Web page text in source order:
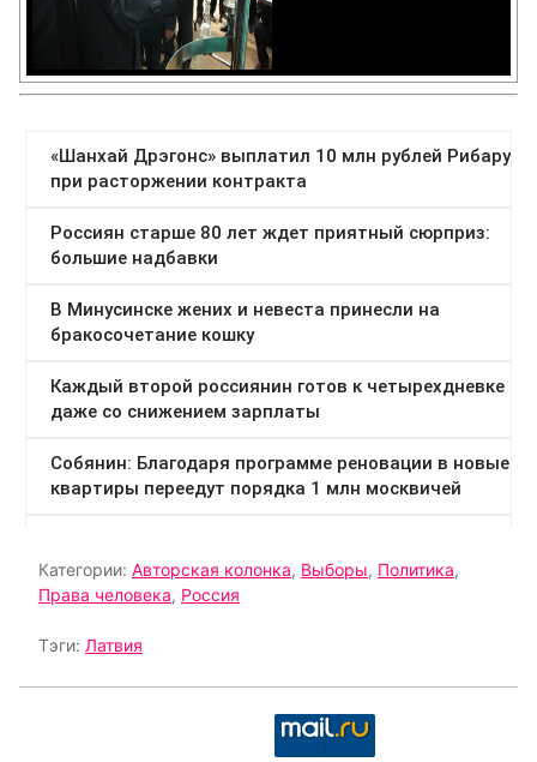
Категории: Авторская колонка, Выборы, Политика,
Права человека, Россия
Тэги: Латвия